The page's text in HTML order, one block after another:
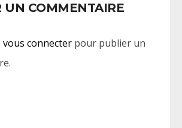
UN COMMENTAIRE
vous connecter pour publier un